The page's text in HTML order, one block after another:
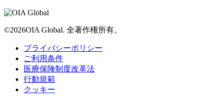
©2026OIA Global. 全著作権所有。
プライバシーポリシー
ご利用条件
医療保険制度改革法
行動規範
クッキー